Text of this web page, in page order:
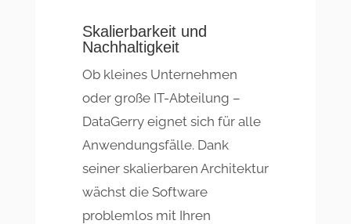
Skalierbarkeit und
Nachhaltigkeit
Ob kleines Unternehmen
oder große IT-Abteilung –
DataGerry eignet sich für alle
Anwendungsfälle. Dank
seiner skalierbaren Architektur
wächst die Software
problemlos mit Ihren